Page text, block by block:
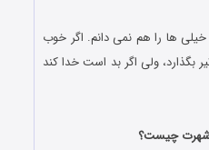
خیلی ها را هم نمی دانم. اگر خوب
بگذارد، ولی اگر بد است خدا کند
شهرت چیست؟